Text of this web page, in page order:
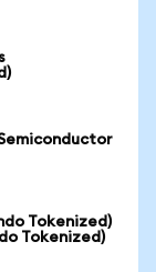
Tokenized)
Tokenized)